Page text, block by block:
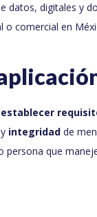
datos, digitales y
o comercial en
establecer
integridad de
persona que